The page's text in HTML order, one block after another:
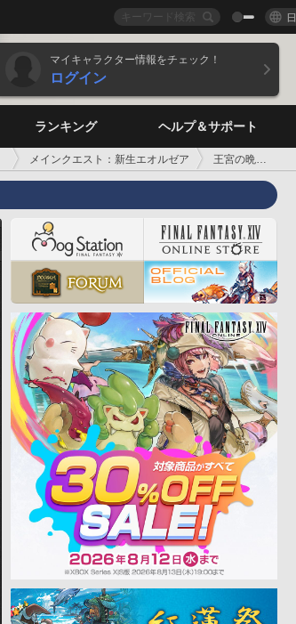
マイキャラクター情報をチェック！
ログイン
ランキング ヘルプ＆サポート
メインクエスト：新生エオルゼア 王宮の晩餐会